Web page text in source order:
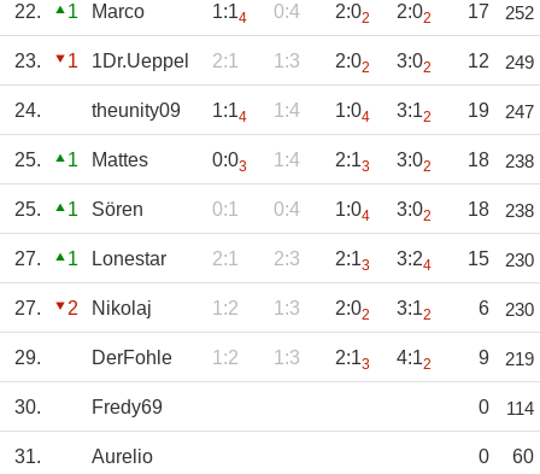
22. 1 Marco 1:14 0:4 2:02 2:02 17 252
23. 1 1Dr.Ueppel 2:1 1:3 2:02 3:02 12 249
24. theunity09 1:14 1:4 1:04 3:12 19 247
25. 1 Mattes 0:03 1:4 2:13 3:02 18 238
25. 1 Sören 0:1 0:4 1:04 3:02 18 238
27. 1 Lonestar 2:1 2:3 2:13 3:24 15 230
27. 2 Nikolaj 1:2 1:3 2:02 3:12 6 230
29. DerFohle 1:2 1:3 2:13 4:12 9 219
30. Fredy69 0 114
31. Aurelio 0 60